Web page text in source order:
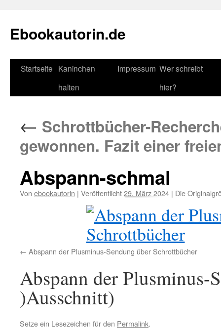
springen
Ebookautorin.de
Startseite Kaninchen
halten
Impressum Wer schreibt
hier?
← Schrottbücher-
gewonnen. Fazit einer
Abspann-schmal
Von ebookautorin | Veröffentlicht29. März 2024 | Die
Abspann der Plusminus-Sendung über Schrottbücher
Abspann der Plusminus-
)Ausschnitt)
Setze ein Lesezeichen für den Permalink.